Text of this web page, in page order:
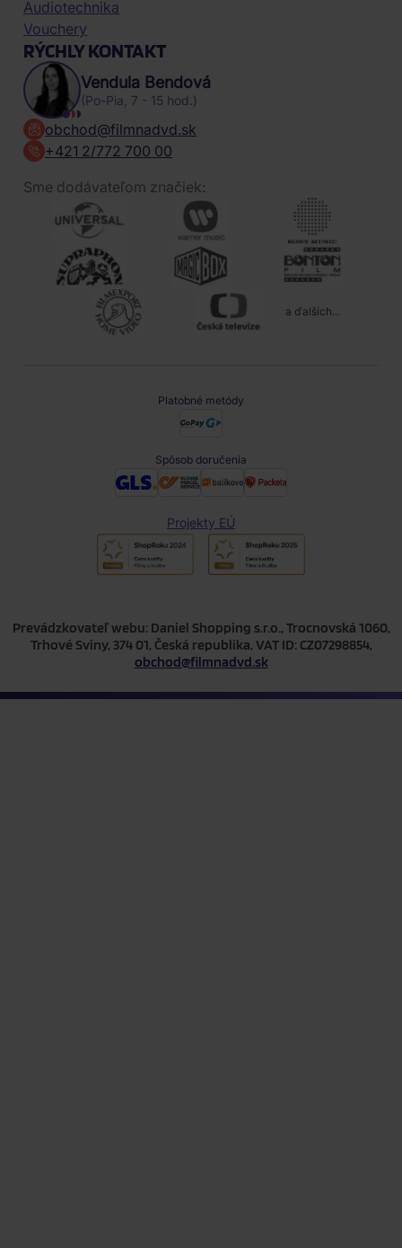
Audiotechnika
Vouchery
RÝCHLY KONTAKT
Vendula Bendová
(Po-Pia, 7 - 15 hod.)
obchod@filmnadvd.sk
+421 2/772 700 00
Sme dodávateľom značiek:
a ďalších...
Platobné metódy
Spôsob doručenia
Projekty EÚ
Prevádzkovateľ webu: Daniel Shopping s.r.o., Trocnovská 1060,
Trhové Sviny, 374 01, Česká republika, VAT ID: CZ07298854,
obchod@filmnadvd.sk